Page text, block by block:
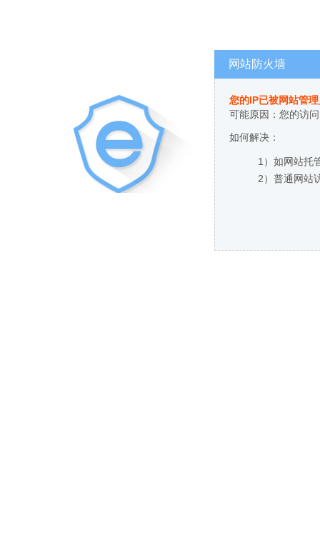
网站防火墙
您的IP已被网站管
可能原因：您的访
如何解决：
1）如网站托
2）普通网站